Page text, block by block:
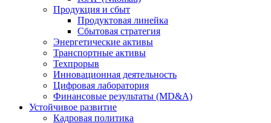
Продукция и сбыт
Продуктовая линейка
Сбытовая стратегия
Энергетические активы
Транспортные активы
Техпрорыв
Инновационная деятельность
Цифровая лаборатория
Финансовые результаты (MD&A)
Устойчивое развитие
Кадровая политика